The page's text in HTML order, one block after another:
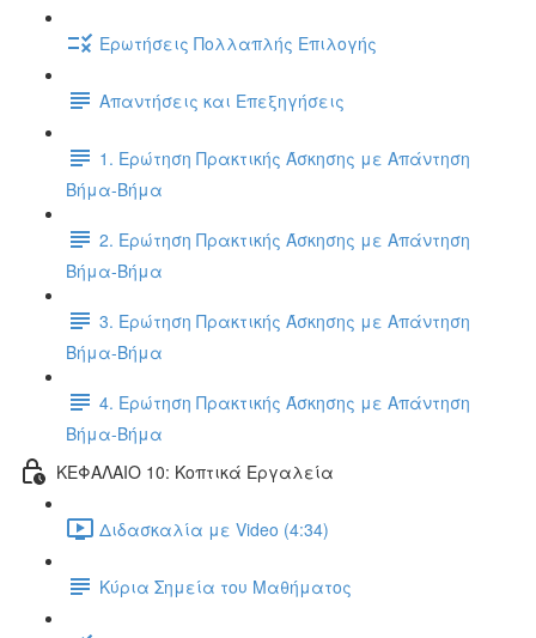
Ερωτήσεις Πολλαπλής Επιλογής
Απαντήσεις και Επεξηγήσεις
1. Ερώτηση Πρακτικής Άσκησης με Απάντηση
Βήμα-Βήμα
2. Ερώτηση Πρακτικής Άσκησης με Απάντηση
Βήμα-Βήμα
3. Ερώτηση Πρακτικής Άσκησης με Απάντηση
Βήμα-Βήμα
4. Ερώτηση Πρακτικής Άσκησης με Απάντηση
Βήμα-Βήμα
ΚΕΦΑΛΑΙΟ 10: Κοπτικά Εργαλεία
Διδασκαλία με Video (4:34)
Κύρια Σημεία του Μαθήματος